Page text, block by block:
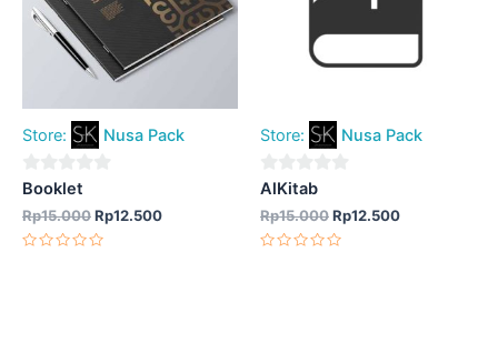
Store: Nusa Pack
0
out
of
Booklet
Rp15.000Rp12.500
Store: Nusa Pack
0
out
of
AlKitab
Rp15.000Rp12.500